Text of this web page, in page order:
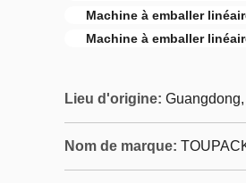
Machine à emballer
Machine à emballer
Lieu d'origine:
Nom de marque: